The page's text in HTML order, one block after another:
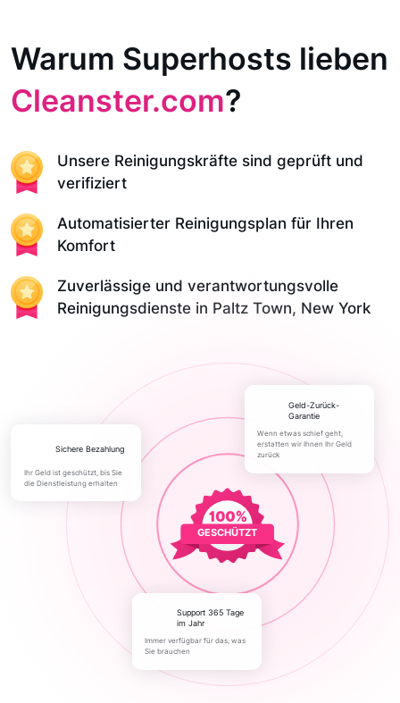
Warum Superhosts lieben
Cleanster.com?
Unsere Reinigungskräfte sind geprüft und
verifiziert
Automatisierter Reinigungsplan für Ihren
Komfort
Zuverlässige und verantwortungsvolle
Reinigungsdienste in Paltz Town, New York
GESCHÜTZT
Sichere Bezahlung
Ihr Geld ist geschützt, bis Sie
die Dienstleistung erhalten
Geld-Zurück-
Garantie
Wenn etwas schief geht,
erstatten wir Ihnen Ihr Geld
zurück
Support 365 Tage
im Jahr
Immer verfügbar für das, was
Sie brauchen